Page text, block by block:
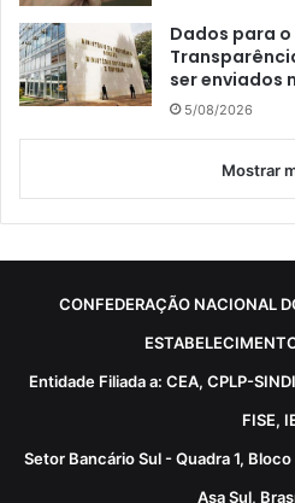
Dados para o
ser enviados
5/08/2026
Mostrar
CONFEDERAÇÃO NACIONAL
Entidade Filiada a: CEA, CPLP-
FISE,
Setor Bancário Sul - Quadra 1,
Asa Sul,